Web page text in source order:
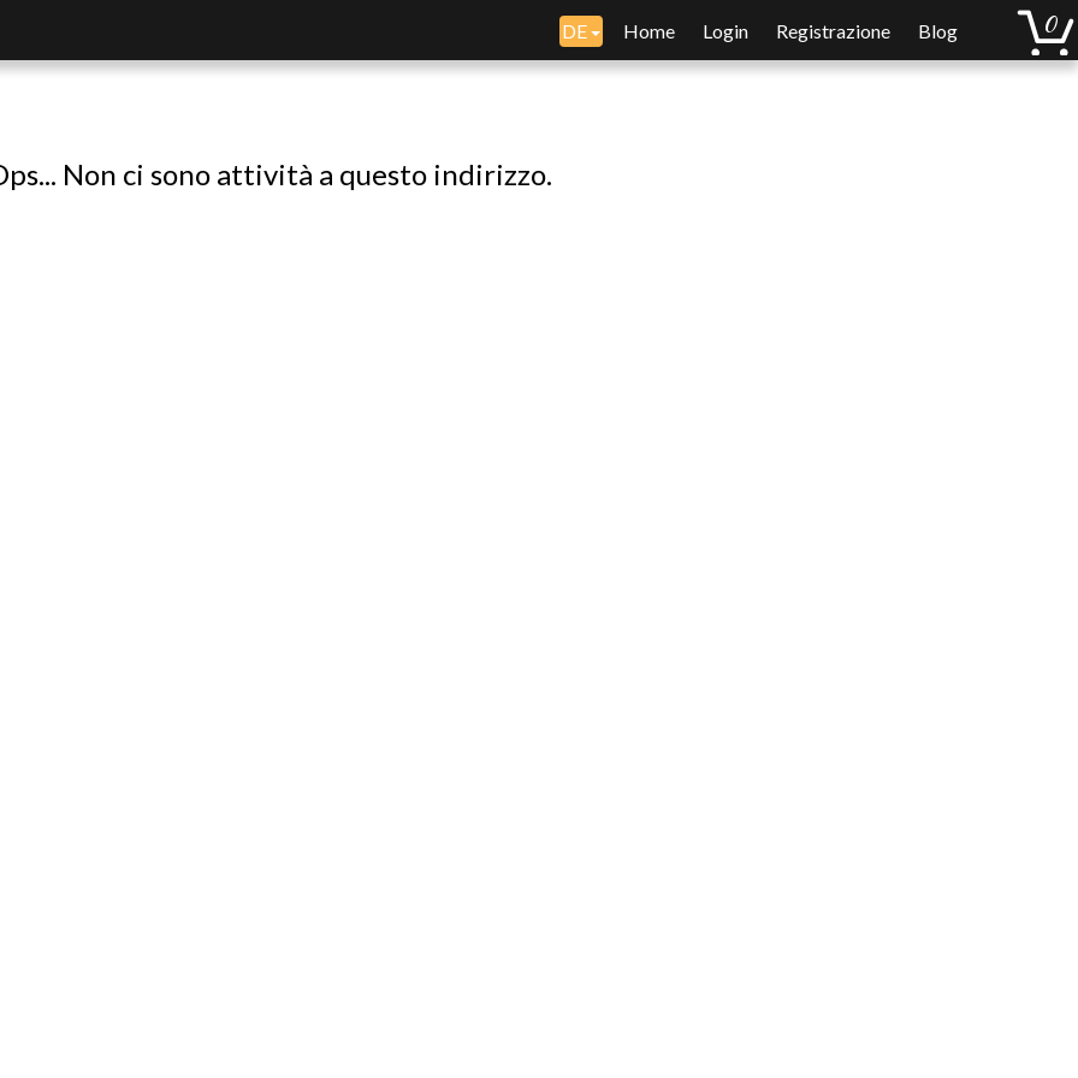
DE Home Login Registrazione Blog
Non ci sono attività a questo indirizzo.